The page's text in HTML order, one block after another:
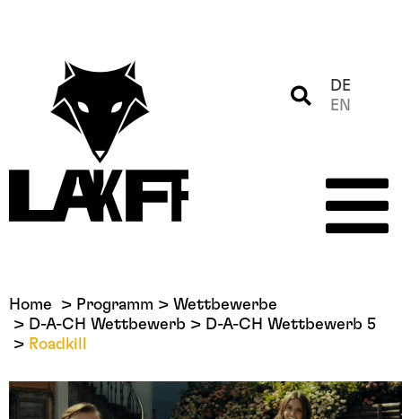
DE
EN
Home Programm
Wettbewerbe
D-A-CH Wettbewerb
D-A-CH Wettbewerb 5
Roadkill